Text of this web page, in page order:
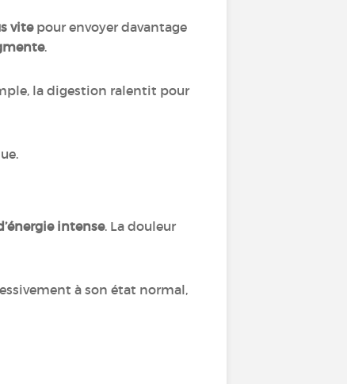
vitepour envoyer davantage
.
la digestion ralentit pour
intense. La douleur
à son état normal,